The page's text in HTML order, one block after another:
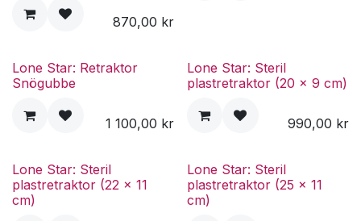
870,00 kr
Lone Star: Retraktor
Snögubbe
1 100,00 kr
Lone Star: Steril
plastretraktor (20 x 9 cm)
990,00 kr
Lone Star: Steril
plastretraktor (22 x 11
cm)
Lone Star: Steril
plastretraktor (25 x 11
cm)